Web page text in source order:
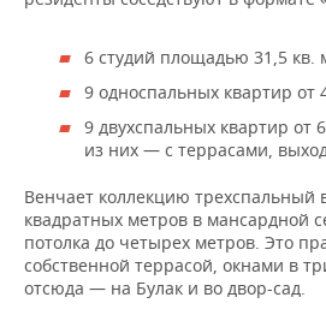
6 студий площадью 31,5 кв.
9 односпальных квартир от
9 двухспальных квартир от
из них — с террасами,
Венчает коллекцию трехспальный
квадратных метров в мансардной
потолка до четырех метров. Это
собственной террасой, окнами в
отсюда — на Булак и во двор-сад.